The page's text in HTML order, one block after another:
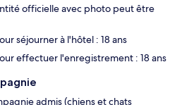
officielle avec photo peut être
séjourner à l'hôtel : 18 ans
effectuer l'enregistrement : 18 ans
admis (chiens et chats